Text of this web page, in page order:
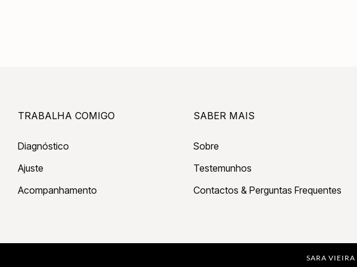
TRABALHA COMIGO
Diagnóstico
Ajuste
Acompanhamento
SABER MAIS
Sobre
Testemunhos
Contactos & Perguntas Frequentes
SARA VIEIRA